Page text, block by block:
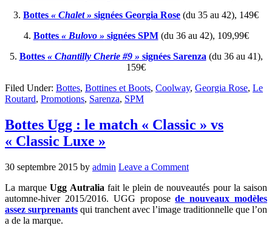
3. Bottes « Chalet » signées Georgia Rose (du 35 au 42), 149€
4. Bottes « Bulovo » signées SPM(du 36 au 42), 109,99€
5. Bottes « Chantilly Cherie #9 » signées Sarenza (du 36 au 41),
159€
Filed Under: Bottes, Bottines et Boots, Coolway, Georgia Rose, Le
Routard, Promotions, Sarenza, SPM
Bottes Ugg : le match « Classic » vs
« Classic Luxe »
30 septembre 2015 by admin Leave a Comment
La marqueUgg Autralia fait le plein de nouveautés pour la saison
automne-hiver 2015/2016. UGG proposede nouveaux modèles
assez surprenants qui tranchent avec l’image traditionnelle que l’on
a de la marque.